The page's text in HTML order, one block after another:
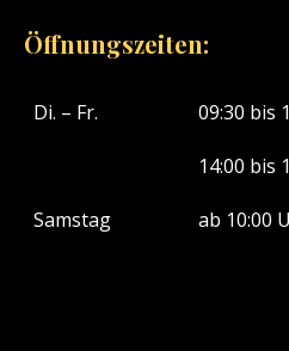
Öffnungszeiten:
Di. – Fr. 09:30 bis
14:00 bis
Samstag ab 10:00